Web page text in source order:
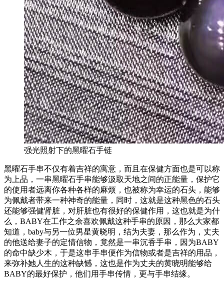
强光照射下的黑曜石手链
黑曜石手串不仅有着吉祥的寓意，而且在保健方面也是可以称
为上品，一串黑曜石手串能够汲取天地之间的正能量，保护它
的使用者远离你各种各样的麻烦，也被称为幸运的石头，能够
为佩戴者带来一种神奇的能量，同时，这就是这种黑色的石头
还能够强健肾脏，对肝脏也有很好的保健作用，这也就是为什
么，BABY在工作之余喜欢佩戴这种手串的原因，那么大家都
知道，baby与另一位男星黄晓明，结为夫妻，那么作为，丈夫
的他送给妻子的定情信物，竟然是一串沉香手串，因为BABY
的命中缺少木，于是这串手串便作为信物或者是吉祥的用品，
来弥补她人生的这种缺憾，这也是作为丈夫的黄晓明能够给
BABY的最好保护，他们用手串传情，更与手串结缘。